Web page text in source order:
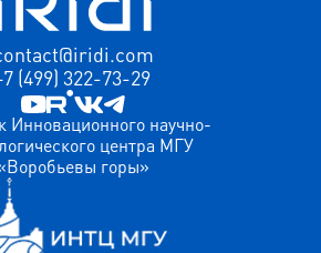
(499) 322-73-29
Инновационного научно-
центра МГУ
горы»